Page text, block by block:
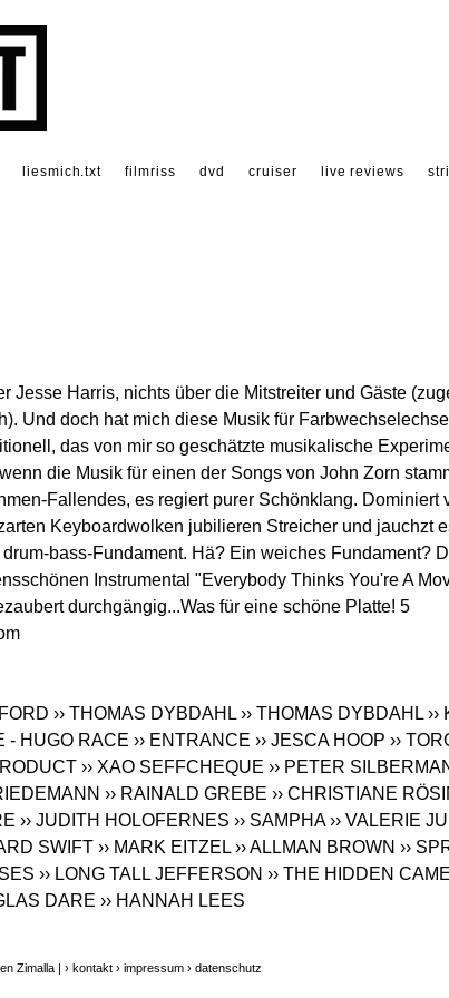
liesmich.txt filmriss dvd cruiser live reviews
Jesse Harris, nichts über die Mitstreiter und Gäste
Und doch hat mich diese Musik für
das von mir so geschätzte musikalische
die Musik für einen der Songs von John Zorn
Fallendes, es regiert purer Schönklang. Dominiert
Keyboardwolken jubilieren Streicher und jauchzt
bass-Fundament. Hä? Ein weiches Fundament?
Instrumental "Everybody Thinks You're A
durchgängig...Was für eine schöne Platte! 5
›› THOMAS DYBDAHL ›› THOMAS DYBDAHL ››
- HUGO RACE ›› ENTRANCE ›› JESCA HOOP ››
›› XAO SEFFCHEQUE ›› PETER
›› RAINALD GREBE ›› CHRISTIANE
›› JUDITH HOLOFERNES ›› SAMPHA ›› VALERIE
SWIFT ›› MARK EITZEL ›› ALLMAN BROWN ››
›› LONG TALL JEFFERSON ›› THE HIDDEN
DARE ›› HANNAH LEES
Zimalla | › kontakt › impressum › datenschutz